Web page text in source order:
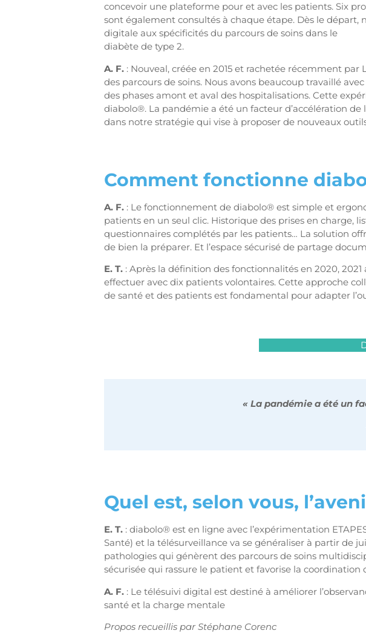
concevoir une plateforme pour et avec les patients. Six
sont également consultés à chaque étape. Dès le départ,
digitale aux spécificités du parcours de soins dans le
diabète de type 2.
A. F. : Nouveal, créée en 2015 et rachetée récemment
des parcours de soins. Nous avons beaucoup travaillé
des phases amont et aval des hospitalisations. Cette
diabolo®. La pandémie a été un facteur d’accélération de
dans notre stratégie qui vise à proposer de nouveaux
Comment fonctionne
A. F. : Le fonctionnement de diabolo® est simple et
patients en un seul clic. Historique des prises en charge,
questionnaires complétés par les patients… La solution
de bien la préparer. Et l’espace sécurisé de partage
E. T. : Après la définition des fonctionnalités en 2020,
effectuer avec dix patients volontaires. Cette approche
de santé et des patients est fondamental pour adapter
« La pandémie a été un
Quel est, selon vous,
E. T. : diabolo® est en ligne avec l’expérimentation
Santé) et la télésurveillance va se généraliser à partir de
pathologies qui génèrent des parcours de soins
sécurisée qui rassure le patient et favorise la
A. F. : Le télésuivi digital est destiné à améliorer
santé et la charge mentale
Propos recueillis par Stéphane Corenc